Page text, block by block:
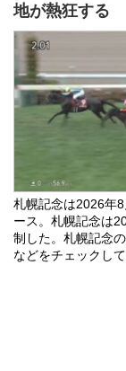
地が熱狂する
札幌記念は2026年
ース。札幌記念は
制した。札幌記念
などをチェックし